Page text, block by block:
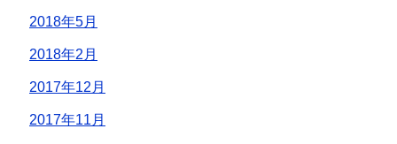
2018年5月
2018年2月
2017年12月
2017年11月